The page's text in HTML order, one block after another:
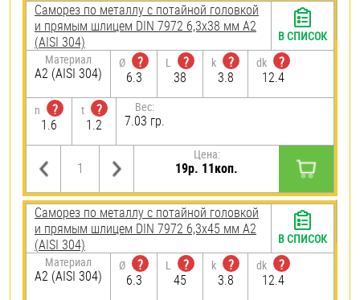
Саморез по металлу с потайной головкой
и прямым шлицем DIN 7972 6,3х38 мм А2
(AISI 304)
Материал
А2 (AISI 304)
Ø
?
6.3
L
?
38
k
?
3.8
dk
?
12.4
n
?
1.6
t
?
1.2
Вес:
7.03 гр.
Цена:
19р. 11коп.
В СПИСОК
Саморез по металлу с потайной головкой
и прямым шлицем DIN 7972 6,3х45 мм А2
(AISI 304)
Материал
А2 (AISI 304)
Ø
?
6.3
L
?
45
k
?
3.8
dk
?
12.4
В СПИСОК